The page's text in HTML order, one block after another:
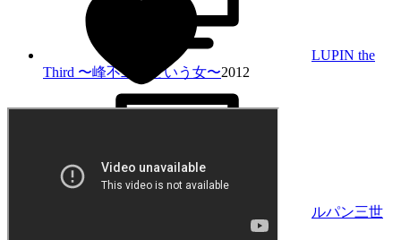
LUPIN the
Third 〜峰不二子という女〜2012
ルパン三世
2011